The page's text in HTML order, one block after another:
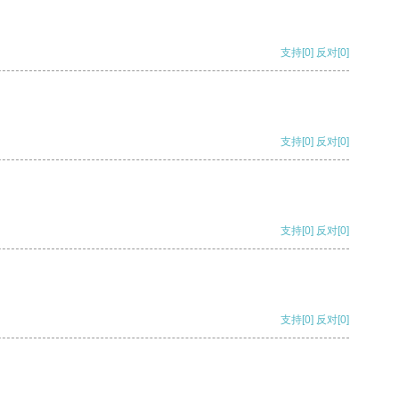
支持[0] 反对[0]
支持[0] 反对[0]
支持[0] 反对[0]
支持[0] 反对[0]